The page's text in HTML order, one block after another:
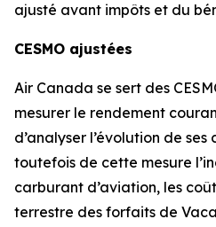
ajusté avant impôts et du
CESMO ajustées
Air Canada se sert des
mesurer le rendement
d’analyser l’évolution de ses
toutefois de cette mesure
carburant d’aviation, les
terrestre des forfaits de